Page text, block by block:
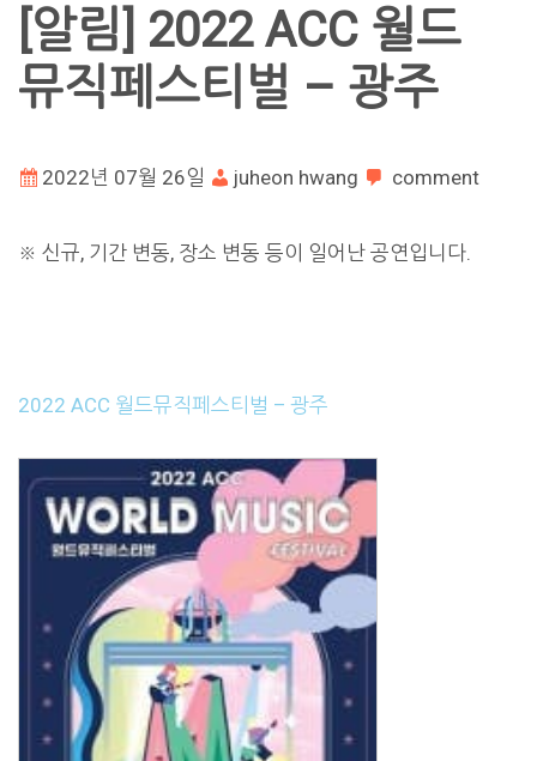
[알림] 2022 ACC 월드
뮤직페스티벌 – 광주
2022년 07월 26일 juheon hwang comment
※ 신규, 기간 변동, 장소 변동 등이 일어난 공연입니다.
2022 ACC 월드뮤직페스티벌 – 광주